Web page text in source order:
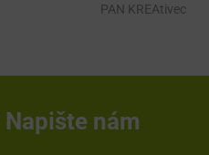
PAN KREAtivec
Napište nám